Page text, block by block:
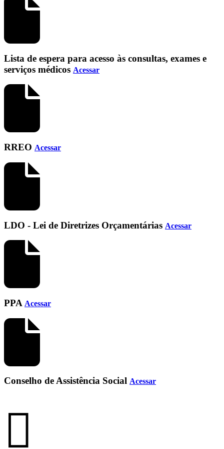
Lista de espera para acesso às consultas, exames e
serviços médicos Acessar
RREO Acessar
LDO - Lei de Diretrizes Orçamentárias Acessar
PPA Acessar
Conselho de Assistência Social Acessar